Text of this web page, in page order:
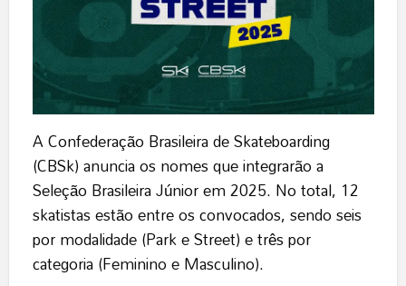
A Confederação Brasileira de Skateboarding
(CBSk) anuncia os nomes que integrarão a
Seleção Brasileira Júnior em 2025. No total, 12
skatistas estão entre os convocados, sendo seis
por modalidade (Park e Street) e três por
categoria (Feminino e Masculino).